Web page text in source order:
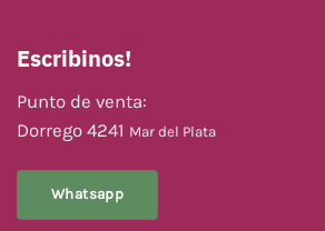
Escribinos!
Punto de venta:
Dorrego 4241 Mar del Plata
Whatsapp